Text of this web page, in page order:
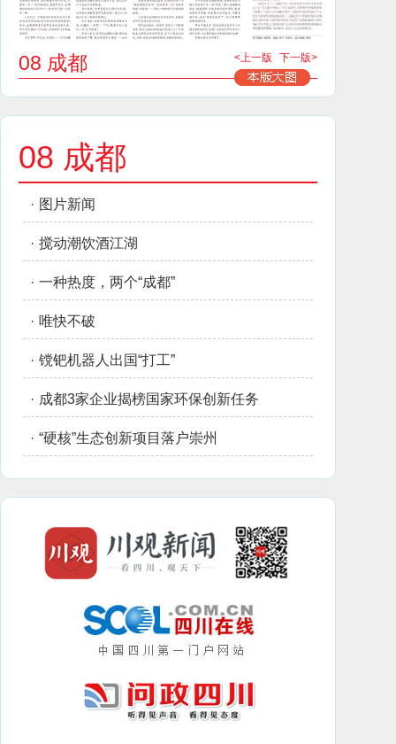
08 成都 <上一版 下一版>
08 成都
· 图片新闻
· 搅动潮饮酒江湖
· 一种热度，两个“成都”
· 唯快不破
· 镋钯机器人出国“打工”
· 成都3家企业揭榜国家环保创新任务
· “硬核”生态创新项目落户崇州